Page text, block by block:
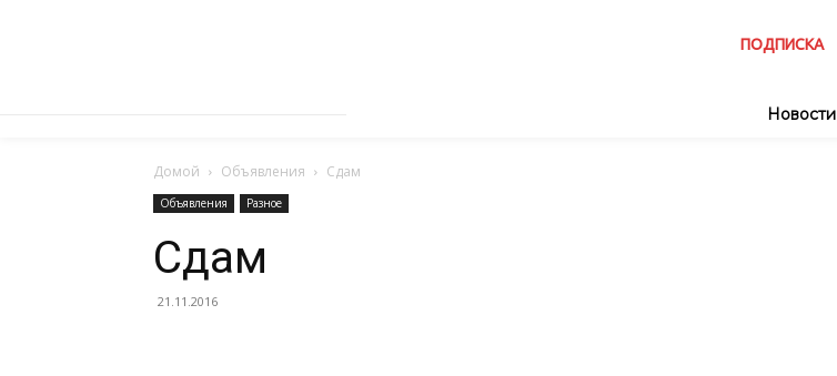
ПОДПИСКА
Новости
Домой Объявления Сдам
Объявления Разное
Сдам
21.11.2016